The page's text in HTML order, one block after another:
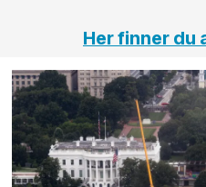
Her finner du